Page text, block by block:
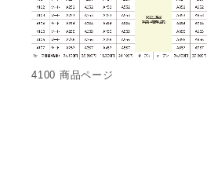
4100 商品ページ